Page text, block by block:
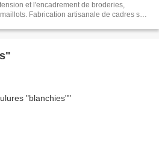
et l'encadrement de broderies,
Fabrication artisanale de cadres sur
d'encadrement en 24h.